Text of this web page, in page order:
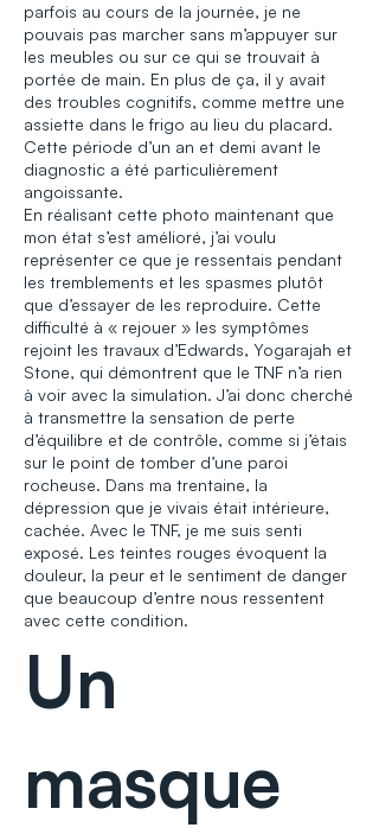
parfois au cours de la journée, je ne
pouvais pas marcher sans m’appuyer sur
les meubles ou sur ce qui se trouvait à
portée de main. En plus de ça, il y avait
des troubles cognitifs, comme mettre une
assiette dans le frigo au lieu du placard.
Cette période d’un an et demi avant le
diagnostic a été particulièrement
angoissante.
En réalisant cette photo maintenant que
mon état s’est amélioré, j’ai voulu
représenter ce que je ressentais pendant
les tremblements et les spasmes plutôt
que d’essayer de les reproduire. Cette
difficulté à « rejouer » les symptômes
rejoint les travaux d’Edwards, Yogarajah et
Stone, qui démontrent que le TNF n’a rien
à voir avec la simulation. J’ai donc cherché
à transmettre la sensation de perte
d’équilibre et de contrôle, comme si j’étais
sur le point de tomber d’une paroi
rocheuse. Dans ma trentaine, la
dépression que je vivais était intérieure,
cachée. Avec le TNF, je me suis senti
exposé. Les teintes rouges évoquent la
douleur, la peur et le sentiment de danger
que beaucoup d’entre nous ressentent
avec cette condition.
Un
masque